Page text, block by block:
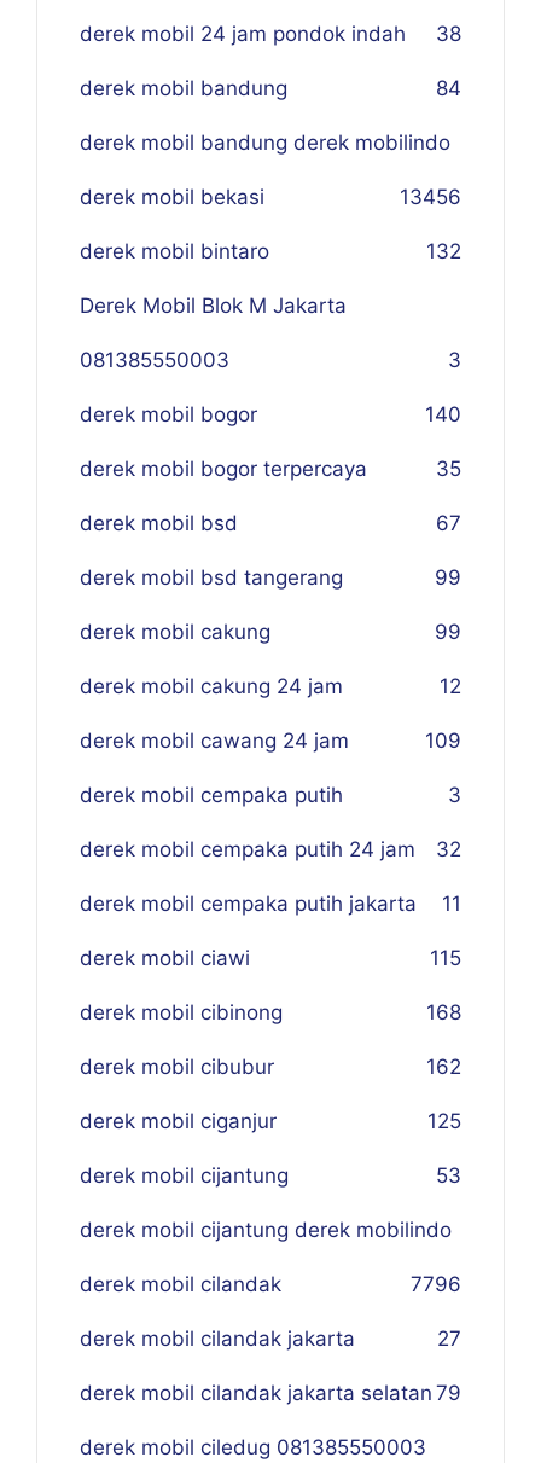
derek mobil 24 jam pondok indah 38
derek mobil bandung 84
derek mobil bandung derek mobilindo
56
derek mobil bekasi 134
derek mobil bintaro 132
Derek Mobil Blok M Jakarta
081385550003 3
derek mobil bogor 140
derek mobil bogor terpercaya 35
derek mobil bsd 67
derek mobil bsd tangerang 99
derek mobil cakung 99
derek mobil cakung 24 jam 12
derek mobil cawang 24 jam 109
derek mobil cempaka putih 3
derek mobil cempaka putih 24 jam 32
derek mobil cempaka putih jakarta 11
derek mobil ciawi 115
derek mobil cibinong 168
derek mobil cibubur 162
derek mobil ciganjur 125
derek mobil cijantung 53
derek mobil cijantung derek mobilindo
96
derek mobil cilandak 77
derek mobil cilandak jakarta 27
derek mobil cilandak jakarta selatan 79
derek mobil ciledug 081385550003